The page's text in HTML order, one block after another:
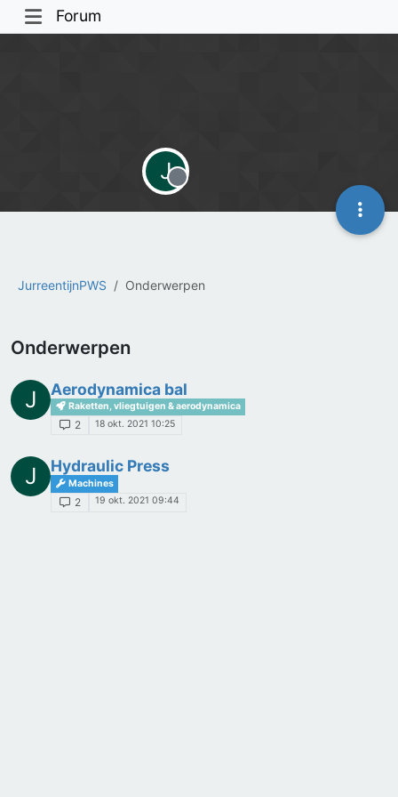
Forum
JurreentijnPWS Onderwerpen
J
Offline
Onderwerpen
J Aerodynamica bal
Raketten, vliegtuigen & aerodynamica
2 18 okt. 2021 10:25
J Hydraulic Press
Machines
2 19 okt. 2021 09:44